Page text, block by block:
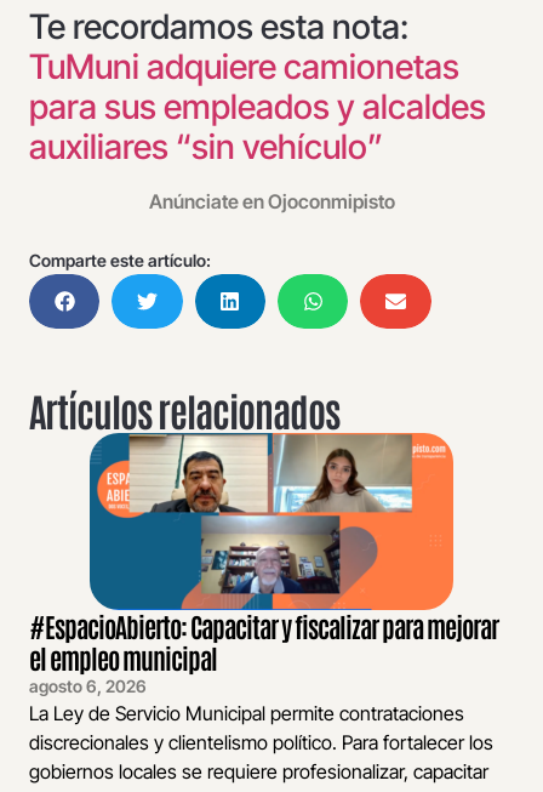
Te recordamos esta nota:
TuMuni adquiere camionetas
para sus empleados y alcaldes
auxiliares “sin vehículo”
Anúnciate en Ojoconmipisto
Comparte este artículo:
Artículos relacionados
#EspacioAbierto: Capacitar y fiscalizar para mejorar
el empleo municipal
agosto 6, 2026
La Ley de Servicio Municipal permite contrataciones
discrecionales y clientelismo político. Para fortalecer los
gobiernos locales se requiere profesionalizar, capacitar